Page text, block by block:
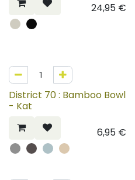
24,95€
District 70 : Bamboo Bowl
- Kat
6,95€